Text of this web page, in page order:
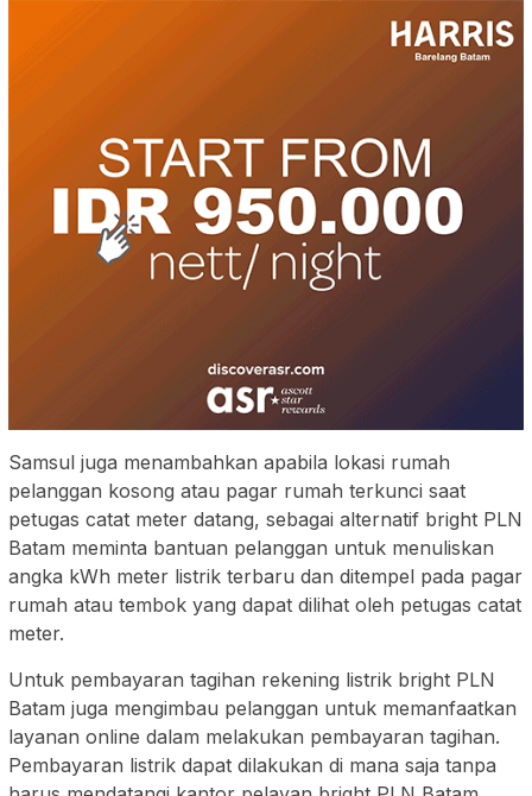
Samsul juga menambahkan apabila lokasi rumah
pelanggan kosong atau pagar rumah terkunci saat
petugas catat meter datang, sebagai alternatif bright PLN
Batam meminta bantuan pelanggan untuk menuliskan
angka kWh meter listrik terbaru dan ditempel pada pagar
rumah atau tembok yang dapat dilihat oleh petugas catat
meter.
Untuk pembayaran tagihan rekening listrik bright PLN
Batam juga mengimbau pelanggan untuk memanfaatkan
layanan online dalam melakukan pembayaran tagihan.
Pembayaran listrik dapat dilakukan di mana saja tanpa